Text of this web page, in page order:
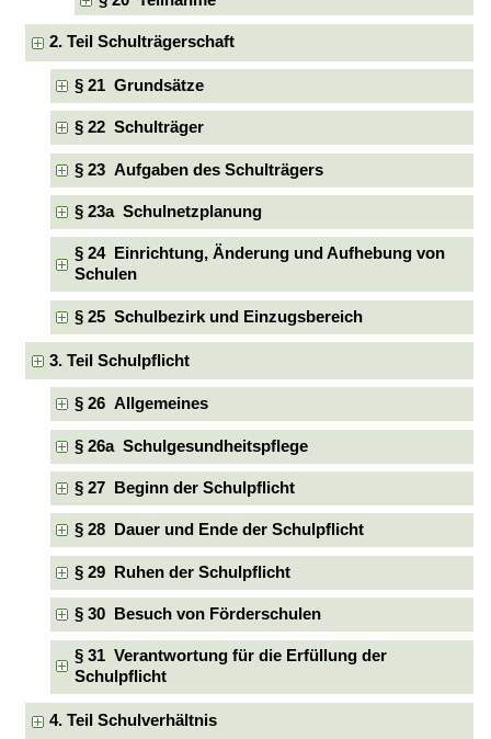
2. Teil Schulträgerschaft
§ 21 Grundsätze
§ 22 Schulträger
§ 23 Aufgaben des Schulträgers
§ 23a Schulnetzplanung
§ 24 Einrichtung, Änderung und Aufhebung von
Schulen
§ 25 Schulbezirk und Einzugsbereich
3. Teil Schulpflicht
§ 26 Allgemeines
§ 26a Schulgesundheitspflege
§ 27 Beginn der Schulpflicht
§ 28 Dauer und Ende der Schulpflicht
§ 29 Ruhen der Schulpflicht
§ 30 Besuch von Förderschulen
§ 31 Verantwortung für die Erfüllung der
Schulpflicht
4. Teil Schulverhältnis